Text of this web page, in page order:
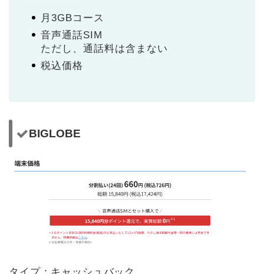
月3GBコース
音声通話SIM
ただし、通話料は含まない
税込価格
BIGLOBE